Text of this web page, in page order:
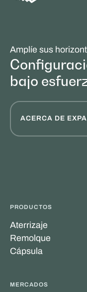
Amplíe sus
bajo
ACERCA DE
PRODUCTOS
Aterrizaje
Remolque
Cápsula
MERCADOS